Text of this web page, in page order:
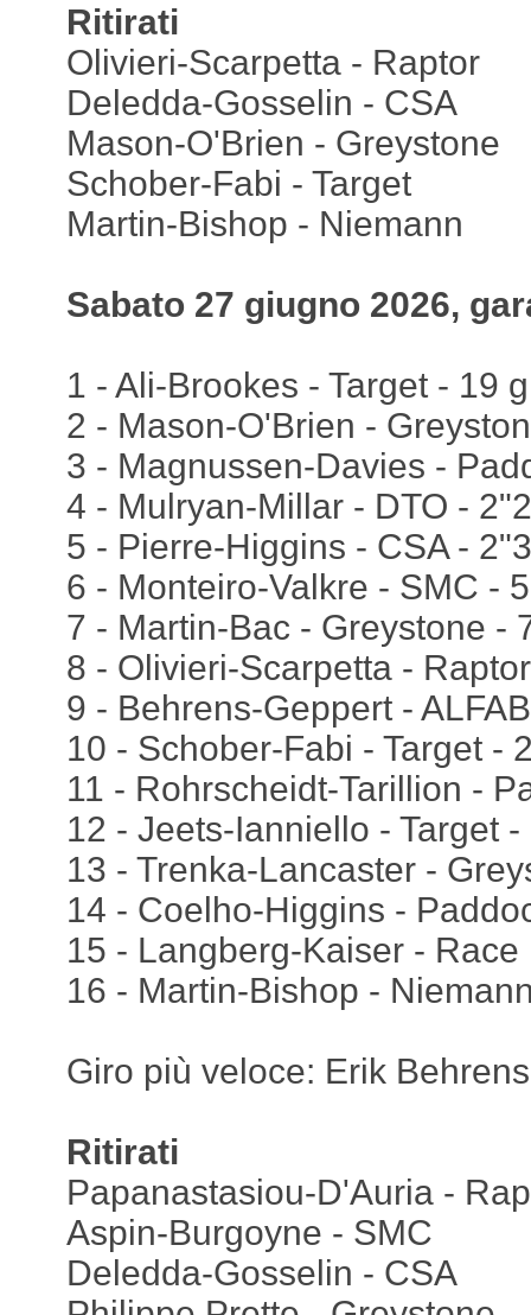
Ritirati
Olivieri-Scarpetta - Raptor
Deledda-Gosselin - CSA
Mason-O'Brien - Greystone
Schober-Fabi - Target
Martin-Bishop - Niemann
Sabato 27 giugno 2026,
1 - Ali-Brookes - Target - 19
2 - Mason-O'Brien -
3 - Magnussen-Davies -
4 - Mulryan-Millar - DTO -
5 - Pierre-Higgins - CSA -
6 - Monteiro-Valkre - SMC -
7 - Martin-Bac - Greystone -
8 - Olivieri-Scarpetta -
9 - Behrens-Geppert -
10 - Schober-Fabi - Target -
11 - Rohrscheidt-Tarillion -
12 - Jeets-Ianniello - Target
13 - Trenka-Lancaster -
14 - Coelho-Higgins -
15 - Langberg-Kaiser -
16 - Martin-Bishop -
Giro più veloce: Erik
Ritirati
Papanastasiou-D'Auria -
Aspin-Burgoyne - SMC
Deledda-Gosselin - CSA